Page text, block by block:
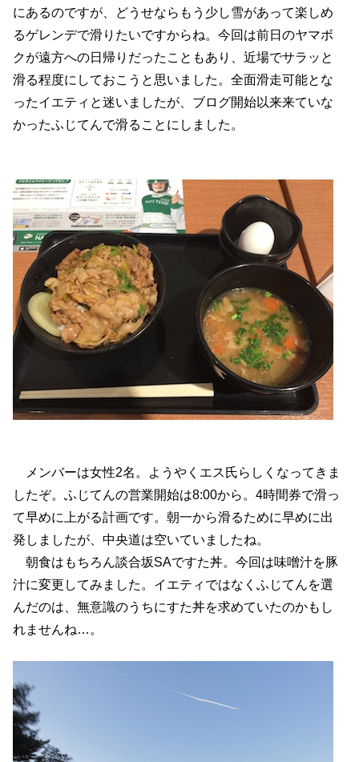
にあるのですが、どうせならもう少し雪があって楽しめ
るゲレンデで滑りたいですからね。今回は前日のヤマボ
クが遠方への日帰りだったこともあり、近場でサラッと
滑る程度にしておこうと思いました。全面滑走可能とな
ったイエティと迷いましたが、ブログ開始以来来ていな
かったふじてんで滑ることにしました。
メンバーは女性2名。ようやくエス氏らしくなってきま
したぞ。ふじてんの営業開始は8:00から。4時間券で滑っ
て早めに上がる計画です。朝一から滑るために早めに出
発しましたが、中央道は空いていましたね。
朝食はもちろん談合坂SAですた丼。今回は味噌汁を豚
汁に変更してみました。イエティではなくふじてんを選
んだのは、無意識のうちにすた丼を求めていたのかもし
れませんね…。